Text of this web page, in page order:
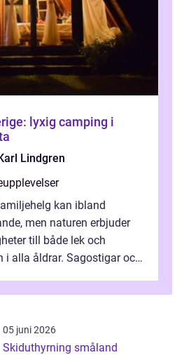
lyxig camping i
Lindgren
kan ibland
men naturen erbjuder
till både lek och
i alla åldrar. Sagostigar och
05 juni 2026
Skiduthyrning småland